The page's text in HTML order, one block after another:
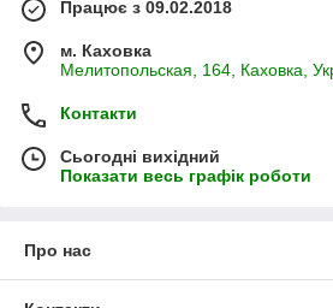
Працює з 09.02.2018
м. Каховка
Мелитопольская, 164, Каховка,
Контакти
Сьогодні вихідний
Показати весь графік роботи
Про нас